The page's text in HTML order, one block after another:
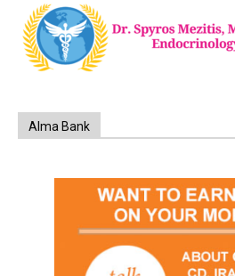
Alma Bank